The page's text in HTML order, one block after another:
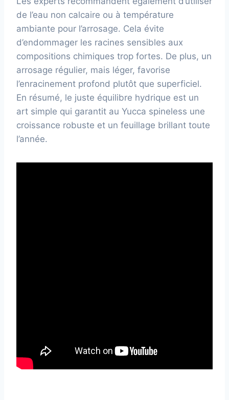
de l’eau non calcaire ou à température
ambiante pour l’arrosage. Cela évite
d’endommager les racines sensibles aux
compositions chimiques trop fortes. De plus, un
arrosage régulier, mais léger, favorise
l’enracinement profond plutôt que superficiel.
En résumé, le juste équilibre hydrique est un
art simple qui garantit au Yucca spineless une
croissance robuste et un feuillage brillant toute
l’année.